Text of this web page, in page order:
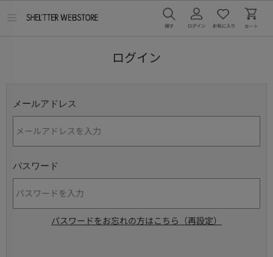
ログイン
メールアドレス
パスワード
パスワードをお忘れの方はこちら（再設定）